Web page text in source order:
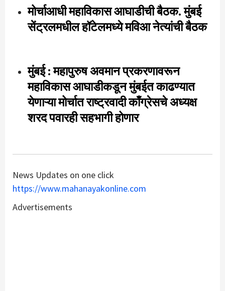
मोर्चाआधी महाविकास आघाडीची बैठक. मुंबई
सेंट्रलमधील हॉटेलमध्ये मविआ नेत्यांची बैठक
मुंबई : महापुरुष अवमान प्रकरणावरून
महाविकास आघाडीकडून मुंबईत काढण्यात
येणाऱ्या मोर्चात राष्ट्रवादी काँग्रेसचे अध्यक्ष
शरद पवारही सहभागी होणार
News Updates on one click
https://www.mahanayakonline.com
Advertisements